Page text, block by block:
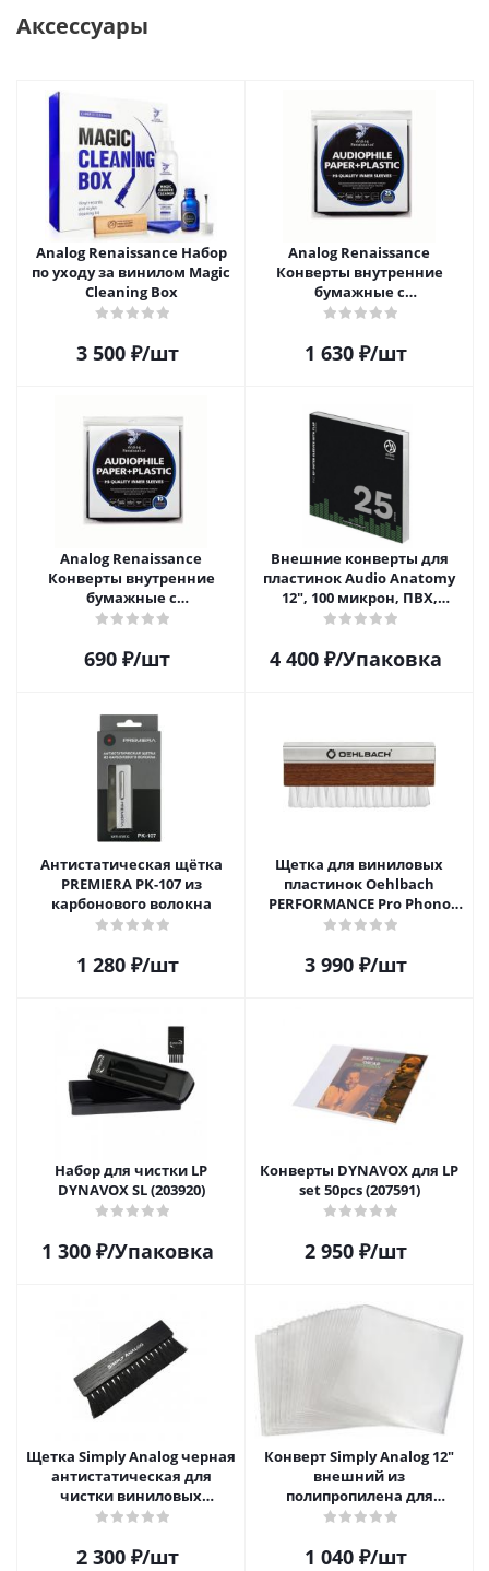
Аксессуары
Analog Renaissance Набор
по уходу за винилом Magic
Cleaning Box
3 500₽/шт
Analog Renaissance
Конверты внутренние
бумажные с
антистатическим пакетом
Audiophile Paper+Plastic (25
1 630₽/шт
Analog Renaissance
Конверты внутренние
бумажные с
антистатическим пакетом
Audiophile Paper+Plastic (10
690 ₽/шт
Внешние конверты для
пластинок Audio Anatomy
12", 100 микрон, ПВХ,
GATEFOLD (25 шт)
4 400₽/Упаковка
Антистатическая щётка
PREMIERA PK-107 из
карбонового волокна
1 280₽/шт
Щетка для виниловых
пластинок Oehlbach
PERFORMANCE Pro Phono
Brush, Record Brush,
3 990₽/шт
Набор для чистки LP
DYNAVOX SL (203920)
1 300₽/Упаковка
Конверты DYNAVOX для LP
set 50pcs (207591)
2 950₽/шт
Щетка Simply Analog черная
антистатическая для
чистки виниловых
пластинок
2 300₽/шт
Конверт Simply Analog 12"
внешний из
полипропилена для
пластинок (25шт)
1 040₽/шт